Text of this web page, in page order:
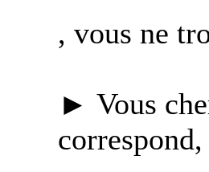
, vous ne
► Vous
correspond,